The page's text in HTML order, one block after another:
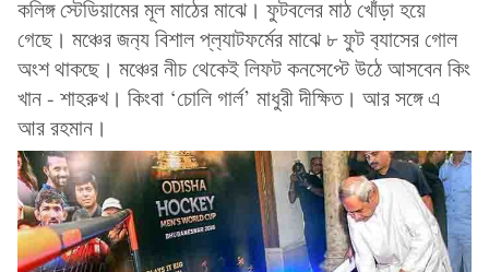
কলিঙ্গ স্টেডিয়ামের মূল মাঠের মাঝে। ফুটবলের মাঠ খোঁড়া হয়ে
গেছে। মঞ্চের জন‍্য বিশাল প্ল‍্যাটফর্মের মাঝে ৮ ফুট ব‍্যাসের গোল
অংশ থাকছে। মঞ্চের নীচ থেকেই লিফট কনসেপ্টে উঠে আসবেন কিং
খান - শাহরুখ। কিংবা ‘চোলি গার্ল’ মাধুরী দীক্ষিত। আর সঙ্গে এ
আর রহমান।